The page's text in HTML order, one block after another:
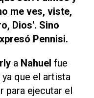
me ves, viste,
Dios'. Sino
Pennisi.
a Nahuel fue
que el artista
para ejecutar el